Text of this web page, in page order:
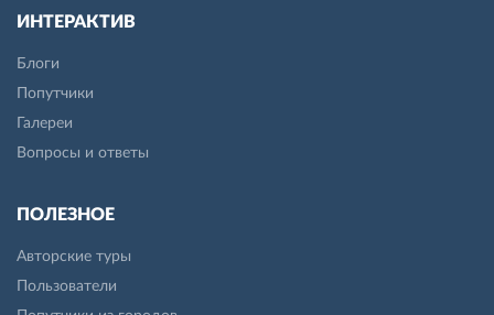
ИНТЕРАКТИВ
Блоги
Попутчики
Галереи
Вопросы и ответы
ПОЛЕЗНОЕ
Авторские туры
Пользователи